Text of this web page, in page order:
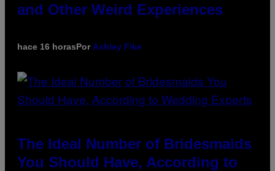
and Other Weird Experiences
hace 16 horasPor Ashley Fike
The Ideal Number of Bridesmaids
You Should Have, According to